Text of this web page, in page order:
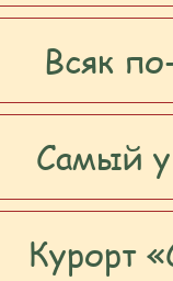
Всяк
Самый
Курорт